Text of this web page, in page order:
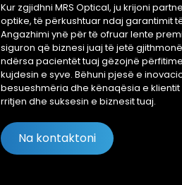
Kur zgjidhni MRS Optical, ju krijoni
optike, të përkushtuar ndaj garantimit
Angazhimi ynë për të ofruar lente
siguron që biznesi juaj të jetë
ndërsa pacientët tuaj gëzojnë
kujdesin e syve. Bëhuni pjesë e
besueshmëria dhe kënaqësia e
rritjen dhe suksesin e biznesit tuaj.
Na kontaktoni